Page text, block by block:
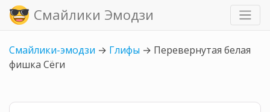
Смайлики Эмодзи
Смайлики-эмодзи → Глифы → Перевернутая белая
фишка Сёги